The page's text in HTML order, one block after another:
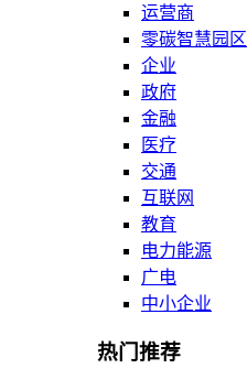
运营商
零碳智慧园区
企业
政府
金融
医疗
交通
互联网
教育
电力能源
广电
中小企业
热门推荐